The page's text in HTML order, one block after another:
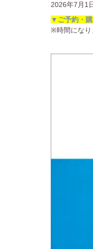
2026年7月1
▼ご予約・
※時間になり